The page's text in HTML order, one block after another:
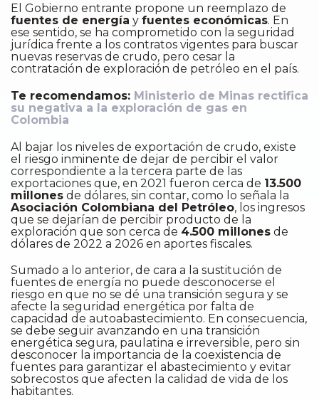
El Gobierno entrante propone un reemplazo de
fuentes de energía y fuentes económicas. En
ese sentido, se ha comprometido con la seguridad
jurídica frente a los contratos vigentes para buscar
nuevas reservas de crudo, pero cesar la
contratación de exploración de petróleo en el país.
Te recomendamos: Ministerio de Minas rectifica
su negativa a la exploración de gas en
Colombia
Al bajar los niveles de exportación de crudo, existe
el riesgo inminente de dejar de percibir el valor
correspondiente a la tercera parte de las
exportaciones que, en 2021 fueron cerca de 13.500
millones de dólares, sin contar, como lo señala la
Asociación Colombiana del Petróleo, los ingresos
que se dejarían de percibir producto de la
exploración que son cerca de 4.500 millones de
dólares de 2022 a 2026 en aportes fiscales.
Sumado a lo anterior, de cara a la sustitución de
fuentes de energía no puede desconocerse el
riesgo en que no se dé una transición segura y se
afecte la seguridad energética por falta de
capacidad de autoabastecimiento. En consecuencia,
se debe seguir avanzando en una transición
energética segura, paulatina e irreversible, pero sin
desconocer la importancia de la coexistencia de
fuentes para garantizar el abastecimiento y evitar
sobrecostos que afecten la calidad de vida de los
habitantes.